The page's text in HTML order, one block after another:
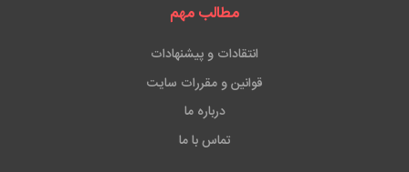
مطالب مهم
انتقادات و پیشنهادات
قوانین و مقررات سایت
درباره ما
تماس با ما